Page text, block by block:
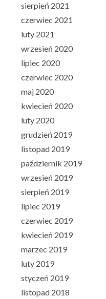
sierpień 2021
czerwiec 2021
luty 2021
wrzesień 2020
lipiec 2020
czerwiec 2020
maj 2020
kwiecień 2020
luty 2020
grudzień 2019
listopad 2019
październik 2019
wrzesień 2019
sierpień 2019
lipiec 2019
czerwiec 2019
kwiecień 2019
marzec 2019
luty 2019
styczeń 2019
listopad 2018